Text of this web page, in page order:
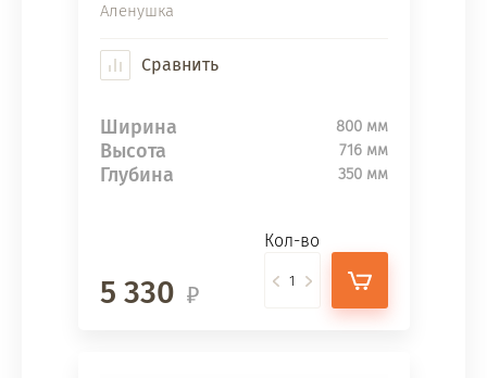
Аленушка
Сравнить
Ширина 800 мм
Высота 716 мм
Глубина 350 мм
5 330
Кол-во